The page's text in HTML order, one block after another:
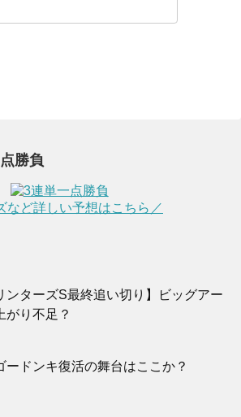
勝負
など詳しい予想はこちら／
ンターズS最終追い切り】ビッグアー
がり不足？
ードンキ復活の舞台はここか？